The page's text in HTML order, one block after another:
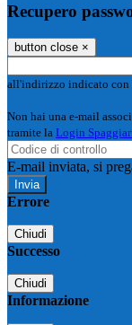
Recupero
button close ×
all'indirizzo indicato con
Non hai una e-mail
tramite la Login
E-mail inviata, si
Errore
Chiudi
Successo
Chiudi
Informazione